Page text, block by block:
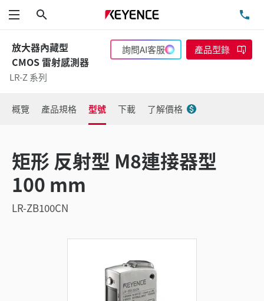
功能表
放大器內藏型
CMOS 雷射感測器
LR-Z 系列
詢問AI客服 產品型錄
概覽 產品規格 型號 下載 了解價格
矩形 反射型 M8連接器型
100 mm
LR-ZB100CN